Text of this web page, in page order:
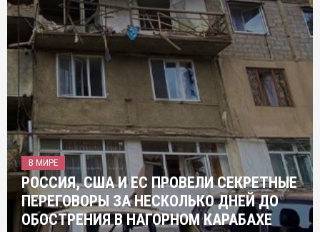
В МИРЕ
РОССИЯ, США И ЕС ПРОВЕЛИ СЕКРЕТНЫЕ
ПЕРЕГОВОРЫ ЗА НЕСКОЛЬКО ДНЕЙ ДО
ОБОСТРЕНИЯ В НАГОРНОМ КАРАБАХЕ